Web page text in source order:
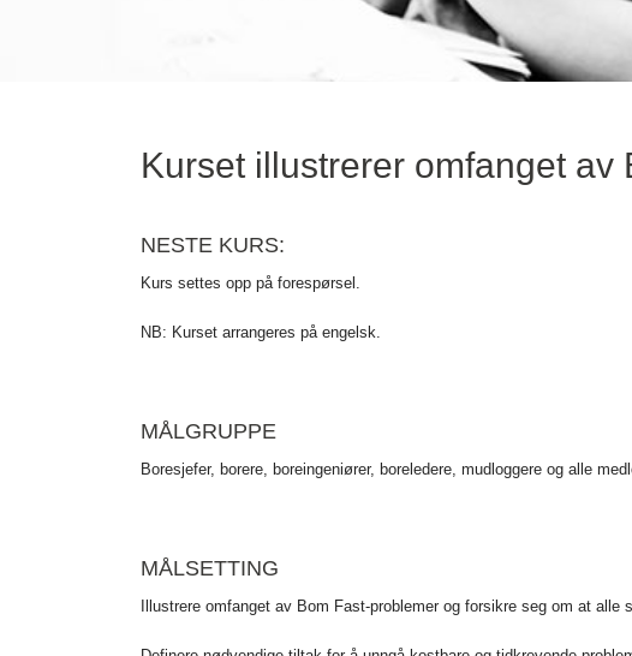
Kurset illustrerer omfanget av
NESTE KURS:
Kurs settes opp på forespørsel.
NB: Kurset arrangeres på engelsk.
MÅLGRUPPE
Boresjefer, borere, boreingeniører, boreledere, mudloggere og alle
MÅLSETTING
Illustrere omfanget av Bom Fast-problemer og forsikre seg om at